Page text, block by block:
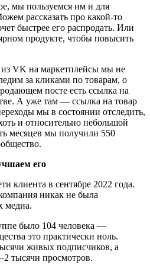
мы пользуемся им и для
рассказать про какой-то
быстрее его распродать. Или
продукте, чтобы повысить
из VK на маркетплейсы мы не
за кликами по товарам, о
посте есть ссылка на
А уже там — ссылка на товар
мы в состоянии отследить,
и относительно небольшой
месяцев мы получили 550
его
клиента в сентябре 2022 года.
никак не была
медиа.
было 104 человека —
это практически ноль.
живых подписчиков, а
тысячи просмотров.